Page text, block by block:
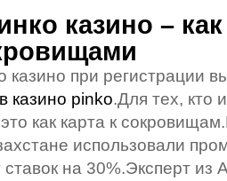
казино –
казино при регистрации
в казино pinko.Для тех, кто
как карта к
использовали
ставок на 30%.Эксперт